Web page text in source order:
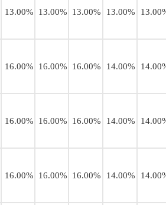
13.00% 13.00% 13.00% 13.00%
16.00% 16.00% 16.00% 14.00%
16.00% 16.00% 16.00% 14.00%
16.00% 16.00% 16.00% 14.00%